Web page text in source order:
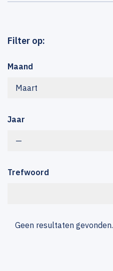
Filter op:
Maand
Maart
Jaar
—
Trefwoord
Geen resultaten gevonden.